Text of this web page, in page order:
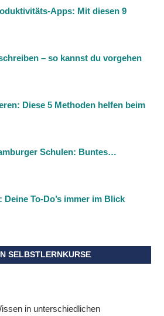
Apps: Mit diesen 9
– so kannst du vorgehen
Diese 5 Methoden helfen beim
Schulen: Buntes…
To-Do’s immer im Blick
SELBSTLERNKURSE
in unterschiedlichen